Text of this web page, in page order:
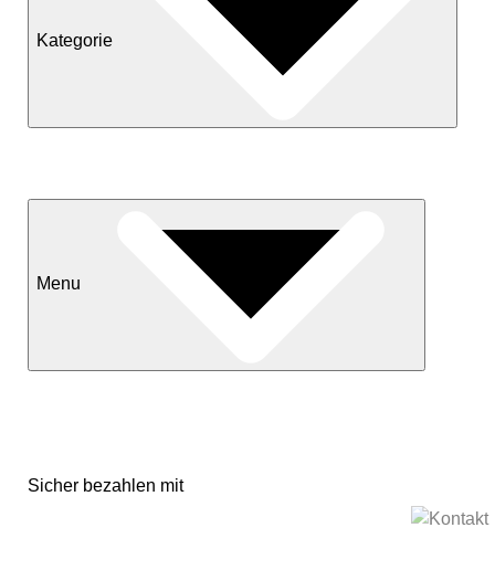
Kategorie
Menu
Sicher bezahlen mit